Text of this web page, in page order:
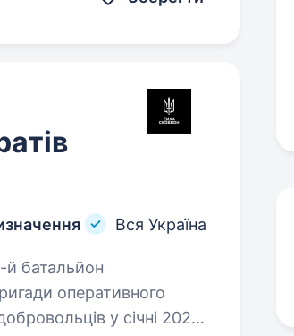
Вся Україна
оперативного
у січні 2023